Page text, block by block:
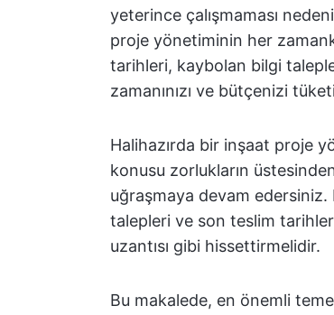
yeterince çalışmaması
proje yönetiminin her
tarihleri, kaybolan bilgi
zamanınızı ve bütçenizi
Halihazırda bir inşaat proje
konusu zorlukların
uğraşmaya devam edersiniz.
talepleri ve son teslim
uzantısı gibi hissettirmelidir.
Bu makalede, en önemli